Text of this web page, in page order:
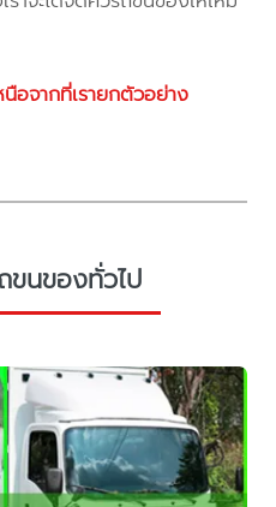
อจากที่เรายกตัวอย่าง
ขนของทั่วไป